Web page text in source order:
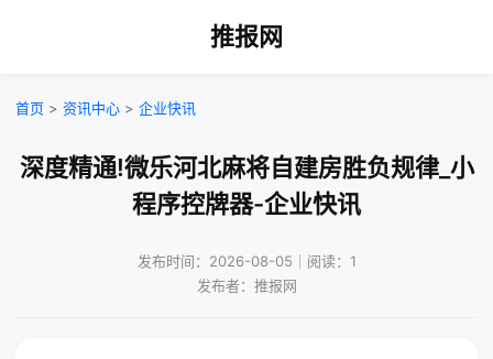
推报网
首页 > 资讯中心 > 企业快讯
深度精通!微乐河北麻将自建房胜负规律_小
程序控牌器-企业快讯
发布时间：2026-08-05｜阅读：1
发布者：推报网